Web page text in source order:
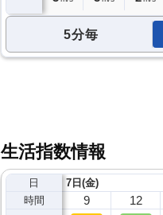
5分毎
生活指数情報
日
時間
7日(金)
9 12